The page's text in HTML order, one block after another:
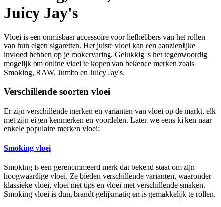
Juicy Jay's
Vloei is een onmisbaar accessoire voor liefhebbers van het rollen
van hun eigen sigaretten. Het juiste vloei kan een aanzienlijke
invloed hebben op je rookervaring. Gelukkig is het tegenwoordig
mogelijk om online vloei te kopen van bekende merken zoals
Smoking, RAW, Jumbo en Juicy Jay's.
Verschillende soorten vloei
Er zijn verschillende merken en varianten van vloei op de markt, elk
met zijn eigen kenmerken en voordelen. Laten we eens kijken naar
enkele populaire merken vloei:
Smoking vloei
Smoking is een gerenommeerd merk dat bekend staat om zijn
hoogwaardige vloei. Ze bieden verschillende varianten, waaronder
klassieke vloei, vloei met tips en vloei met verschillende smaken.
Smoking vloei is dun, brandt gelijkmatig en is gemakkelijk te rollen.